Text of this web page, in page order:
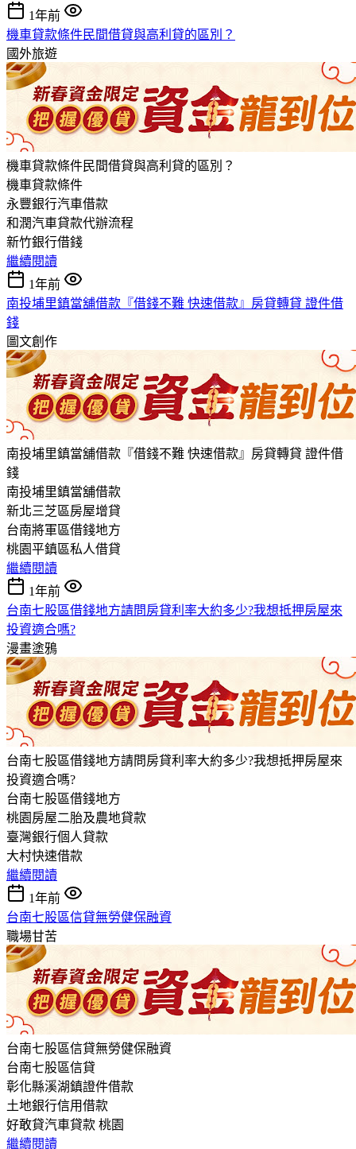
1年前
機車貸款條件民間借貸與高利貸的區別？
國外旅遊
機車貸款條件民間借貸與高利貸的區別？
機車貸款條件
永豐銀行汽車借款
和潤汽車貸款代辦流程
新竹銀行借錢
繼續閱讀
1年前
南投埔里鎮當舖借款『借錢不難 快速借款』房貸轉貸 證件借
錢
圖文創作
南投埔里鎮當舖借款『借錢不難 快速借款』房貸轉貸 證件借
錢
南投埔里鎮當舖借款
新北三芝區房屋增貸
台南將軍區借錢地方
桃園平鎮區私人借貸
繼續閱讀
1年前
台南七股區借錢地方請問房貸利率大約多少?我想抵押房屋來
投資適合嗎?
漫畫塗鴉
台南七股區借錢地方請問房貸利率大約多少?我想抵押房屋來
投資適合嗎?
台南七股區借錢地方
桃園房屋二胎及農地貸款
臺灣銀行個人貸款
大村快速借款
繼續閱讀
1年前
台南七股區信貸無勞健保融資
職場甘苦
台南七股區信貸無勞健保融資
台南七股區信貸
彰化縣溪湖鎮證件借款
土地銀行信用借款
好敢貸汽車貸款 桃園
繼續閱讀